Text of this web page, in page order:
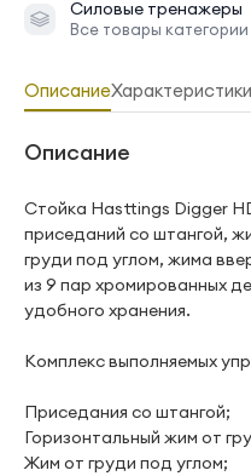
Силовые тренажеры
Все товары категории
ОписаниеХарактеристики
Описание
Стойка Hasttings Digger
приседаний со штангой,
груди под углом, жима
из 9 пар хромированных
удобного хранения.
Комплекс выполняемых
Приседания со штангой;
Горизонтальный жим от
Жим от груди под углом;